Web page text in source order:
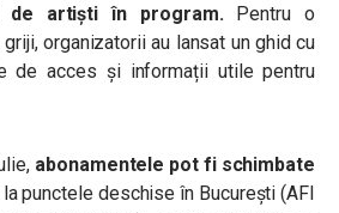
de artiști în program. Pentru o
organizatorii au lansat un ghid cu
de acces și informații utile pentru
abonamentele pot fi schimbate
la punctele deschise în București (AFI